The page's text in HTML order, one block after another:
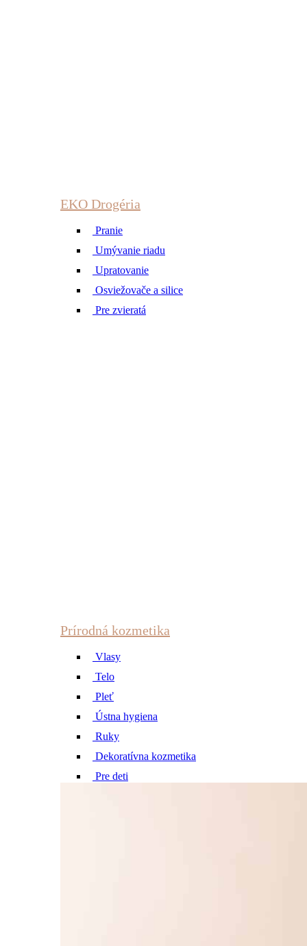
EKO Drogéria
Pranie
Umývanie riadu
Upratovanie
Osviežovače a silice
Pre zvieratá
Prírodná kozmetika
Vlasy
Telo
Pleť
Ústna hygiena
Ruky
Dekoratívna kozmetika
Pre deti